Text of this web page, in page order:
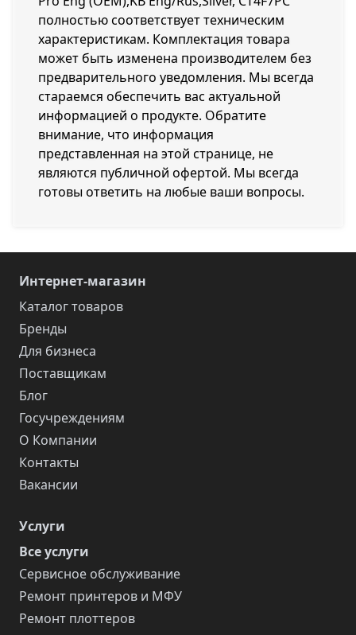
полностью соответствует техническим
характеристикам. Комплектация товара
может быть изменена производителем без
предварительного уведомления. Мы всегда
стараемся обеспечить вас актуальной
информацией о продукте. Обратите
внимание, что информация
представленная на этой странице, не
являются публичной офертой. Мы всегда
готовы ответить на любые ваши вопросы.
Интернет-магазин
Каталог товаров
Бренды
Для бизнеса
Поставщикам
Блог
Госучреждениям
О Компании
Контакты
Вакансии
Услуги
Все услуги
Сервисное обслуживание
Ремонт принтеров и МФУ
Ремонт плоттеров